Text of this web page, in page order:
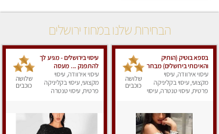
הבחירות שלנו במחוז ירושלים
בספא בוטיק (הותיק
והאיכותי בירושלים) מבחר
טיפולים מפנקים עם
שמנים חמים לגוף ולנפש.
עיסוי אירוודה, עיסוי
מקצועי, עיסוי בקליניקה
פרטית, עיסוי טנטרה, עיסוי
שלושה
כוכבים
עיסוי בירושלים - מגיע לך
להתפנק ... מעסה
מקצועית איכותית
ומפנקת במיוחד
בירושלים
עיסוי אירוודה, עיסוי
מקצועי, עיסוי בקליניקה
פרטית, עיסוי טנטרה
שלושה
כוכבים